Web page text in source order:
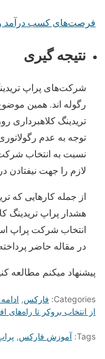
فرصت‌های کسب درآمد
نتیجه گیری
شرکت‌های پراپ
رگوله اند. همین
تریدینگ کلاهبرداری
توجه به عدم
نسبت به انتخاب شرکت
لازم را جهت نیفتادن
از جمله کارهایی که
هشدار پراپ تریدینگ
انتخاب شرکت پراپ
در مقاله حاضر
پیشنهاد میکنم مطالعه
Categories: فارکس,
از انتخاب بروکر تا راه‌های
Tags: آموزش فارکس,